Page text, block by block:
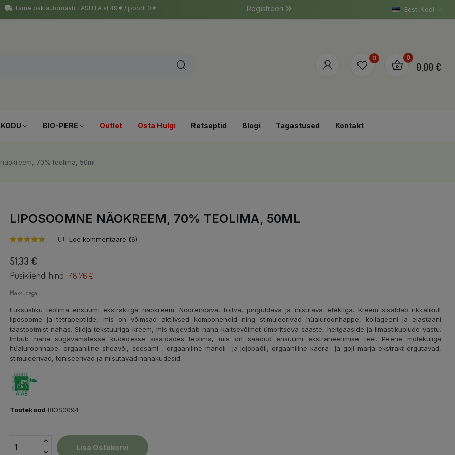
Tarne pakiautomaati TASUTA al 49 € / poodi 0 € Eesti Keel
Registreeri
0 0
0,00 €
BIO-PERE Outlet Osta Hulgi Retseptid Blogi Tagastused Kontakt
70% teolima, 50ml
LIPOSOOMNE NÄOKREEM, 70% TEOLIMA, 50ML
Loe kommentaare (6)
51,33 €
Püsikliendi hind : 48.76 €
Maksudega
Luksusliku teolima ensüümi ekstraktiga näokreem. Noorendava, toitva, pinguldava ja niisutava efektiga. Kreem sisaldab rikkalikult
liposoome ja tetrapeptiide, mis on võimsad aktiivsed komponendid ning stimuleerivad hüaluroonhappe, kollageeni ja elastaani
taastootmist nahas. Siidja tekstuuriga kreem, mis tugevdab naha kaitsevõimet ümbritseva saaste, heitgaaside ja ilmastikuolude vastu.
Imbub naha sügavamatesse kudedesse sisaldades teolima, mis on saadud ensüümi ekstraheerimise teel. Peene molekuliga
hüaluroonhape, orgaaniline sheavõi, seesami-, orgaaniline mandli- ja jojobaõli, orgaaniline kaera- ja goji marja ekstrakt ergutavad,
stimuleerivad, toniseerivad ja niisutavad nahakudesid.
Tootekood BIOS0094
Lisa Ostukorvi